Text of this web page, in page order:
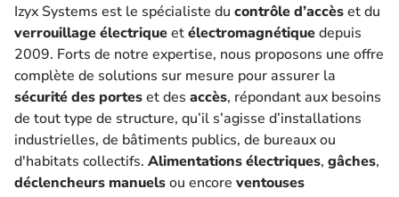
Izyx Systems est le spécialiste du contrôle d’accèset du
verrouillage électriqueetélectromagnétiquedepuis
2009. Forts de notre expertise, nous proposons une offre
complète de solutions sur mesure pour assurer la
sécurité des porteset des accès, répondant aux besoins
de tout type de structure, qu’il s’agisse d’installations
industrielles, de bâtiments publics, de bureaux ou
d'habitats collectifs. Alimentations électriques, gâches,
déclencheurs manuelsou encore ventouses